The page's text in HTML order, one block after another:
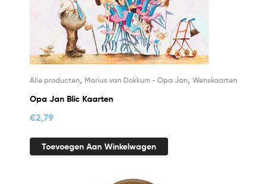
Alle producten Marius van Dokkum - Opa Jan Wenskaarten
Opa Jan Blic Kaarten
€2,79
Toevoegen Aan Winkelwagen